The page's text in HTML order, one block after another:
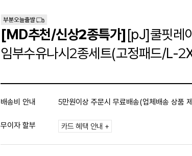
[MD추천/신상2종특가][pJ]쿨핏레
임부수유나시2종세트(고정패드/L-
배송비 안내 5만원이상 주문시 무료배송(업체배송 상품
무이자 할부 카드 혜택 안내 +